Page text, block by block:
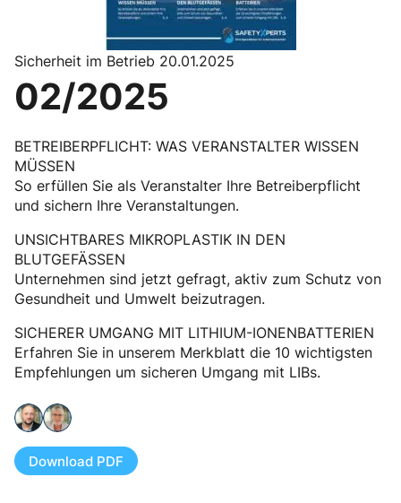
Sicherheit im Betrieb 20.01.2025
02/2025
BETREIBERPFLICHT: WAS VERANSTALTER WISSEN
MÜSSEN
So erfüllen Sie als Veranstalter Ihre Betreiberpflicht
und sichern Ihre Veranstaltungen.
UNSICHTBARES MIKROPLASTIK IN DEN
BLUTGEFÄSSEN
Unternehmen sind jetzt gefragt, aktiv zum Schutz von
Gesundheit und Umwelt beizutragen.
SICHERER UMGANG MIT LITHIUM-IONENBATTERIEN
Erfahren Sie in unserem Merkblatt die 10 wichtigsten
Empfehlungen um sicheren Umgang mit LIBs.
Download PDF